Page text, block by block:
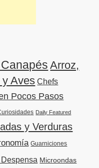
Arroz,
Aves Chefs
Pocos Pasos
Daily Featured
y Verduras
Guarniciones
Microondas